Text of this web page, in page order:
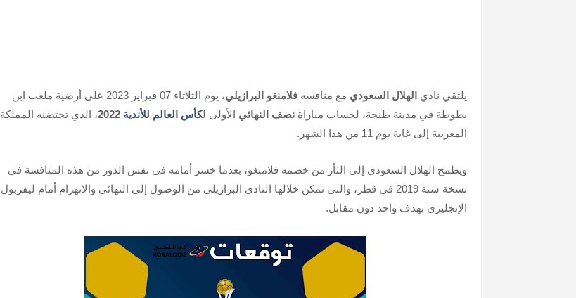
يلتقي نادي الهلال السعودي مع منافسهفلامنغو البرازيلي
، يوم الثلاثاء 07 فبراير 2023 على أرضية ملعب ابن
بطوطة في مدينة طنجة، لحساب مباراةنصف النهائي الأولى لكأس العالم للأندية 2022، الذي تحتضنه المملكة
المغربية إلى غاية يوم 11 من هذا الشهر.
ويطمح الهلال السعودي إلى الثأر من خصمه فلامنغو، بعدما خسر أمامه في نفس الدور من هذه المنافسة في
نسخة سنة 2019 في قطر، والتي تمكن خلالها النادي البرازيلي من الوصول إلى النهائي والانهزام أمام ليفربول
الإنجليزي بهدف واحد دون مقابل.